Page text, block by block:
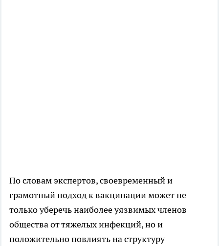
По словам экспертов, своевременный и
грамотный подход к вакцинации может не
только уберечь наиболее уязвимых членов
общества от тяжелых инфекций, но и
положительно повлиять на структуру